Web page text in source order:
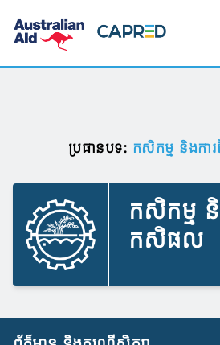
ប្រធានបទ: កសិកម្ម និងកា
កសិកម្ម និ
កសិផល